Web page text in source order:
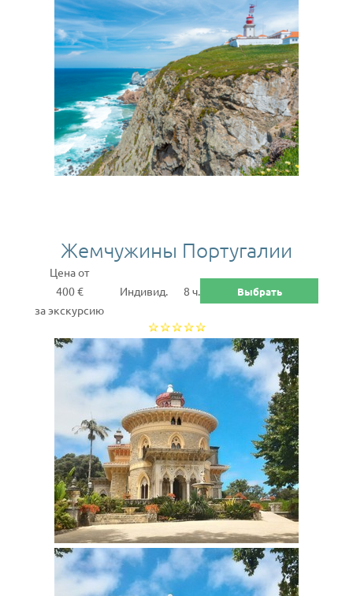
Жемчужины Португалии
Цена от
400 €
за экскурсию
Индивид. 8 ч. Выбрать